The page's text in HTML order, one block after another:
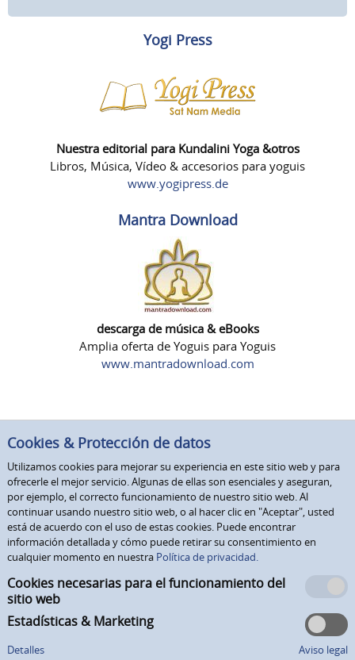
Yogi Press
Nuestra editorial para Kundalini Yoga &otros
Libros, Música, Vídeo & accesorios para yoguis
www.yogipress.de
Mantra Download
descarga de música & eBooks
Amplia oferta de Yoguis para Yoguis
www.mantradownload.com
Cookies & Protección de datos
Utilizamos cookies para mejorar su experiencia en este sitio web y para
ofrecerle el mejor servicio. Algunas de ellas son esenciales y aseguran,
por ejemplo, el correcto funcionamiento de nuestro sitio web. Al
continuar usando nuestro sitio web, o al hacer clic en "Aceptar", usted
está de acuerdo con el uso de estas cookies. Puede encontrar
información detallada y cómo puede retirar su consentimiento en
cualquier momento en nuestra Política de privacidad.
Cookies necesarias para el funcionamiento del
sitio web
Estadísticas & Marketing
Detalles Aviso legal